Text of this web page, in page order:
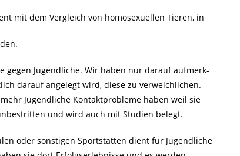
mit dem Vergleich von homosexuellen Tieren, in
gegen Jugendliche. Wir haben nur darauf aufmerk-
darauf angelegt wird, diese zu verweichlichen.
Jugendliche Kontaktprobleme haben weil sie
und wird auch mit Studien belegt.
oder sonstigen Sportstätten dient für Jugendliche